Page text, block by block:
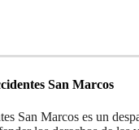
San Marcos
San Marcos es un